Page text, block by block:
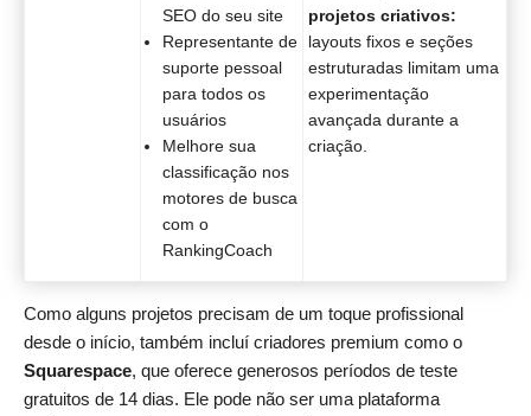
SEO do seu site
Representante de
suporte pessoal
para todos os
usuários
Melhore sua
classificação nos
motores de busca
com o
RankingCoach
projetos criativos:
layouts fixos e seções
estruturadas limitam uma
experimentação
avançada durante a
criação.
Como alguns projetos precisam de um toque profissional
desde o início, também incluí criadores premium como o
Squarespace, que oferece generosos períodos de teste
gratuitos de 14 dias. Ele pode não ser uma plataforma